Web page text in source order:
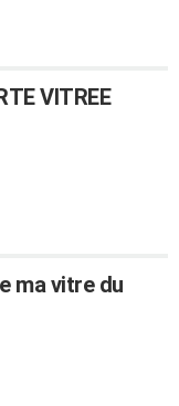
VITREE
ma vitre du